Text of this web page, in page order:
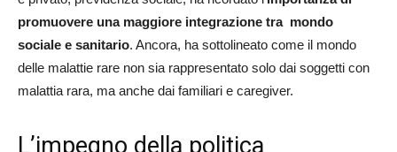
promuovere una maggiore integrazione tra mondo
sociale e sanitario. Ancora, ha sottolineato come il mondo
delle malattie rare non sia rappresentato solo dai soggetti con
malattia rara, ma anche dai familiari e caregiver.
L’impegno della politica